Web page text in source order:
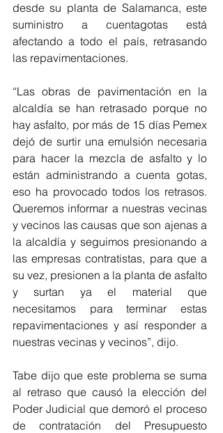
desde su planta de Salamanca, este
suministro a cuentagotas está
afectando a todo el país, retrasando
las repavimentaciones.
“Las obras de pavimentación en la
alcaldía se han retrasado porque no
hay asfalto, por más de 15 días Pemex
dejó de surtir una emulsión necesaria
para hacer la mezcla de asfalto y lo
están administrando a cuenta gotas,
eso ha provocado todos los retrasos.
Queremos informar a nuestras vecinas
y vecinos las causas que son ajenas a
la alcaldía y seguimos presionando a
las empresas contratistas, para que a
su vez, presionen a la planta de asfalto
y surtan ya el material que
necesitamos para terminar estas
repavimentaciones y así responder a
nuestras vecinas y vecinos”, dijo.
Tabe dijo que este problema se suma
al retraso que causó la elección del
Poder Judicial que demoró el proceso
de contratación del Presupuesto